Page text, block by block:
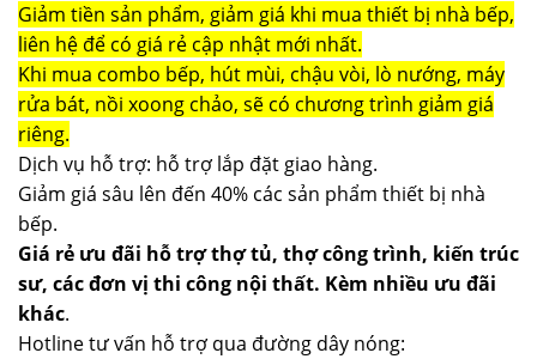
Giảm tiền sản phẩm, giảm giá khi mua thiết bị nhà bếp,
liên hệ để có giá rẻ cập nhật mới nhất.
Khi mua combo bếp, hút mùi, chậu vòi, lò nướng, máy
rửa bát, nồi xoong chảo, sẽ có chương trình giảm giá
riêng.
Dịch vụ hỗ trợ: hỗ trợ lắp đặt giao hàng.
Giảm giá sâu lên đến 40% các sản phẩm thiết bị nhà
bếp.
Giá rẻ ưu đãi hỗ trợ thợ tủ, thợ công trình, kiến trúc
sư, các đơn vị thi công nội thất. Kèm nhiều ưu đãi
khác.
Hotline tư vấn hỗ trợ qua đường dây nóng: